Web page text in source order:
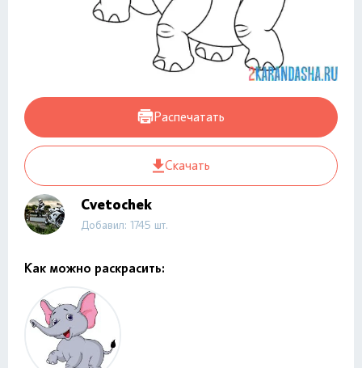
Распечатать
Скачать
Cvetochek
Добавил: 1745 шт.
Как можно раскрасить: